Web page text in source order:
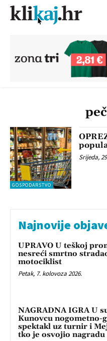
GOSPODARSTVO
Srijeda,
Najnovije
UPRAVO U teškoj
nesreći smrtno
motociklist
Petak, 7. kolovoza 2026.
NAGRADNA IGRA U
Kunovcu nogometno-
spektakl uz turnir i
tko je osvojio nagradu